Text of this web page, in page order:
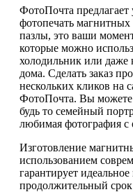
ФотоПочта
фотопечать магнитных
пазлы, это ваши
которые можно
холодильник или даже
дома. Сделать заказ
нескольких кликов на
ФотоПочта. Вы можете
будь то семейный
любимая фотография с
Изготовление
использованием
гарантирует
продолжительный